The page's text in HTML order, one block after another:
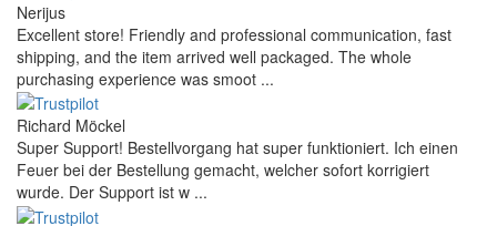
Nerijus
Excellent store! Friendly and professional communication, fast
shipping, and the item arrived well packaged. The whole
purchasing experience was smoot ...
Richard Möckel
Super Support! Bestellvorgang hat super funktioniert. Ich einen
Feuer bei der Bestellung gemacht, welcher sofort korrigiert
wurde. Der Support ist w ...